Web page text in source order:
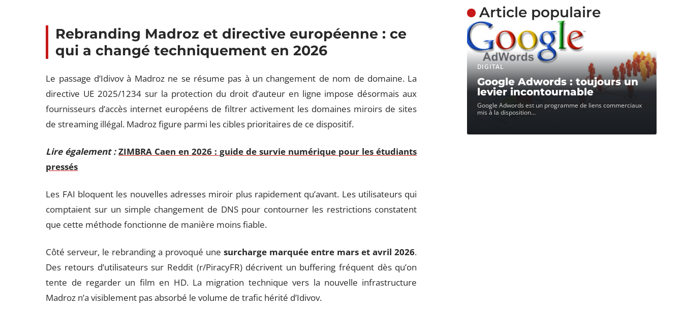
Rebranding Madroz et directive européenne : ce
qui a changé techniquement en 2026
Le passage d’Idivov à Madroz ne se résume pas à un changement de nom de domaine. La
directive UE 2025/1234 sur la protection du droit d’auteur en ligne impose désormais aux
fournisseurs d’accès internet européens de filtrer activement les domaines miroirs de sites
de streaming illégal. Madroz figure parmi les cibles prioritaires de ce dispositif.
Lire également : ZIMBRA Caen en 2026 : guide de survie numérique pour les étudiants
pressés
Les FAI bloquent les nouvelles adresses miroir plus rapidement qu’avant. Les utilisateurs qui
comptaient sur un simple changement de DNS pour contourner les restrictions constatent
que cette méthode fonctionne de manière moins fiable.
Côté serveur, le rebranding a provoqué unesurcharge marquée entre mars et avril 2026.
Des retours d’utilisateurs sur Reddit (r/PiracyFR) décrivent un buffering fréquent dès qu’on
tente de regarder un film en HD. La migration technique vers la nouvelle infrastructure
Madroz n’a visiblement pas absorbé le volume de trafic hérité d’Idivov.
Article populaire
DIGITAL
Google Adwords : toujours un
levier incontournable
Google Adwords est un programme de liens commerciaux
mis à la disposition…